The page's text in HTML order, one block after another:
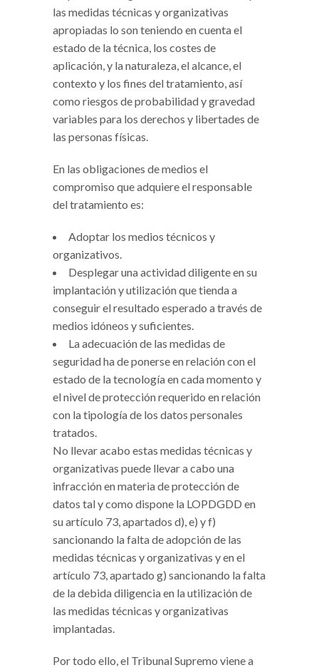
las medidas técnicas y organizativas
apropiadas lo son teniendo en cuenta el
estado de la técnica, los costes de
aplicación, y la naturaleza, el alcance, el
contexto y los fines del tratamiento, así
como riesgos de probabilidad y gravedad
variables para los derechos y libertades de
las personas físicas.
En las obligaciones de medios el
compromiso que adquiere el responsable
del tratamiento es:
Adoptar los medios técnicos y
organizativos.
Desplegar una actividad diligente en su
implantación y utilización que tienda a
conseguir el resultado esperado a través de
medios idóneos y suficientes.
La adecuación de las medidas de
seguridad ha de ponerse en relación con el
estado de la tecnología en cada momento y
el nivel de protección requerido en relación
con la tipología de los datos personales
tratados.
No llevar acabo estas medidas técnicas y
organizativas puede llevar a cabo una
infracción en materia de protección de
datos tal y como dispone la LOPDGDD en
su artículo 73, apartados d), e) y f)
sancionando la falta de adopción de las
medidas técnicas y organizativas y en el
artículo 73, apartado g) sancionando la falta
de la debida diligencia en la utilización de
las medidas técnicas y organizativas
implantadas.
Por todo ello, el Tribunal Supremo viene a